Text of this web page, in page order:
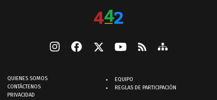
QUIENES SOMOS
CONTÁCTENOS
PRIVACIDAD
EQUIPO
REGLAS DE PARTICIPACIÓN